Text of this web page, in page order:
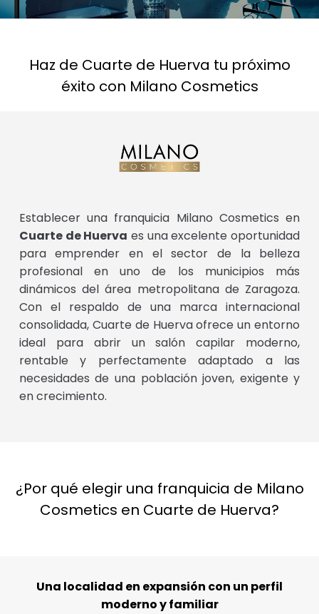
Haz de Cuarte de Huerva tu próximo
éxito con Milano Cosmetics
Establecer una franquicia Milano Cosmetics en
Cuarte de Huerva es una excelente oportunidad
para emprender en el sector de la belleza
profesional en uno de los municipios más
dinámicos del área metropolitana de Zaragoza.
Con el respaldo de una marca internacional
consolidada, Cuarte de Huerva ofrece un entorno
ideal para abrir un salón capilar moderno,
rentable y perfectamente adaptado a las
necesidades de una población joven, exigente y
en crecimiento.
¿Por qué elegir una franquicia de Milano
Cosmetics en Cuarte de Huerva?
Una localidad en expansión con un perfil
moderno y familiar